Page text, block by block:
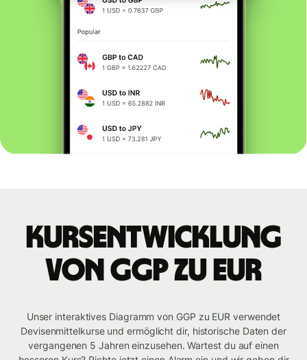
Kursentwicklung
von GGP zu EUR
Unser interaktives Diagramm von GGP zu EUR verwendet
Devisenmittelkurse und ermöglicht dir, historische Daten der
vergangenen 5 Jahren einzusehen. Wartest du auf einen